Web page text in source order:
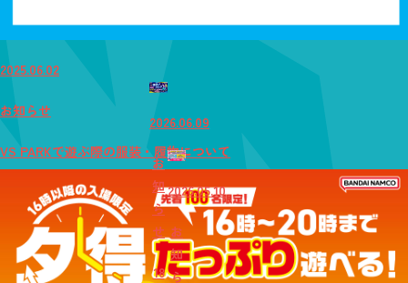
2026.06.09
お
知
ら
せ
18
2026.05.10
お
知
ら
2025.06.02
お知らせ
VS PARKで遊ぶ際の服装・履物について